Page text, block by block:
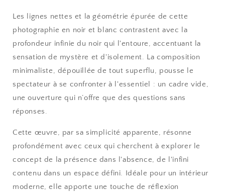
Les lignes nettes et la géométrie épurée de cette
photographie en noir et blanc contrastent avec la
profondeur infinie du noir qui l'entoure, accentuant la
sensation de mystère et d'isolement. La composition
minimaliste, dépouillée de tout superflu, pousse le
spectateur à se confronter à l'essentiel : un cadre vide,
une ouverture qui n’offre que des questions sans
réponses.
Cette œuvre, par sa simplicité apparente, résonne
profondément avec ceux qui cherchent à explorer le
concept de la présence dans l'absence, de l'infini
contenu dans un espace défini. Idéale pour un intérieur
moderne, elle apporte une touche de réflexion